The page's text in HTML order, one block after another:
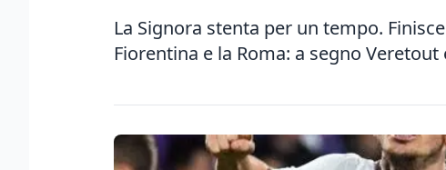
La Signora stenta per un tempo.
Fiorentina e la Roma: a segno Veretout